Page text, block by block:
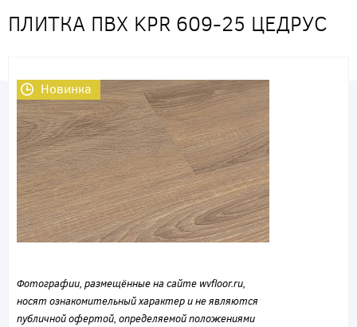
ПЛИТКА ПВХ KPR 609-25 ЦЕДРУС
Новинка
Фотографии, размещённые на сайте wvfloor.ru,
носят ознакомительный характер и не являются
публичной офертой, определяемой положениями